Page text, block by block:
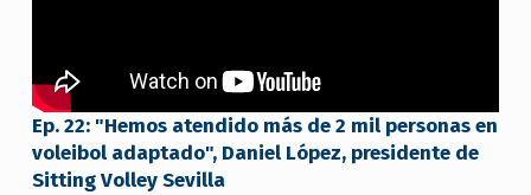
Ep. 22: "Hemos atendido más de 2 mil personas en
voleibol adaptado", Daniel López, presidente de
Sitting Volley Sevilla